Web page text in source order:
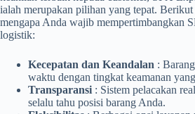
ialah merupakan pilihan yang tepat. Berikut
mengapa Anda wajib mempertimbangkan
logistik:
Kecepatan dan Keandalan :
waktu dengan tingkat keamanan
Transparansi : Sistem pelacakan
selalu tahu posisi barang Anda.